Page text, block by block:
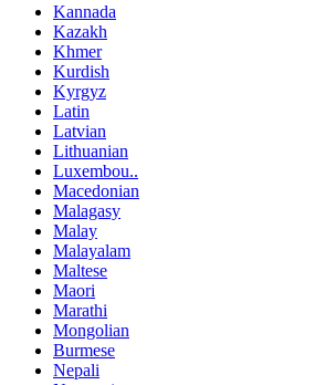
Kannada
Kazakh
Khmer
Kurdish
Kyrgyz
Latin
Latvian
Lithuanian
Luxembou..
Macedonian
Malagasy
Malay
Malayalam
Maltese
Maori
Marathi
Mongolian
Burmese
Nepali